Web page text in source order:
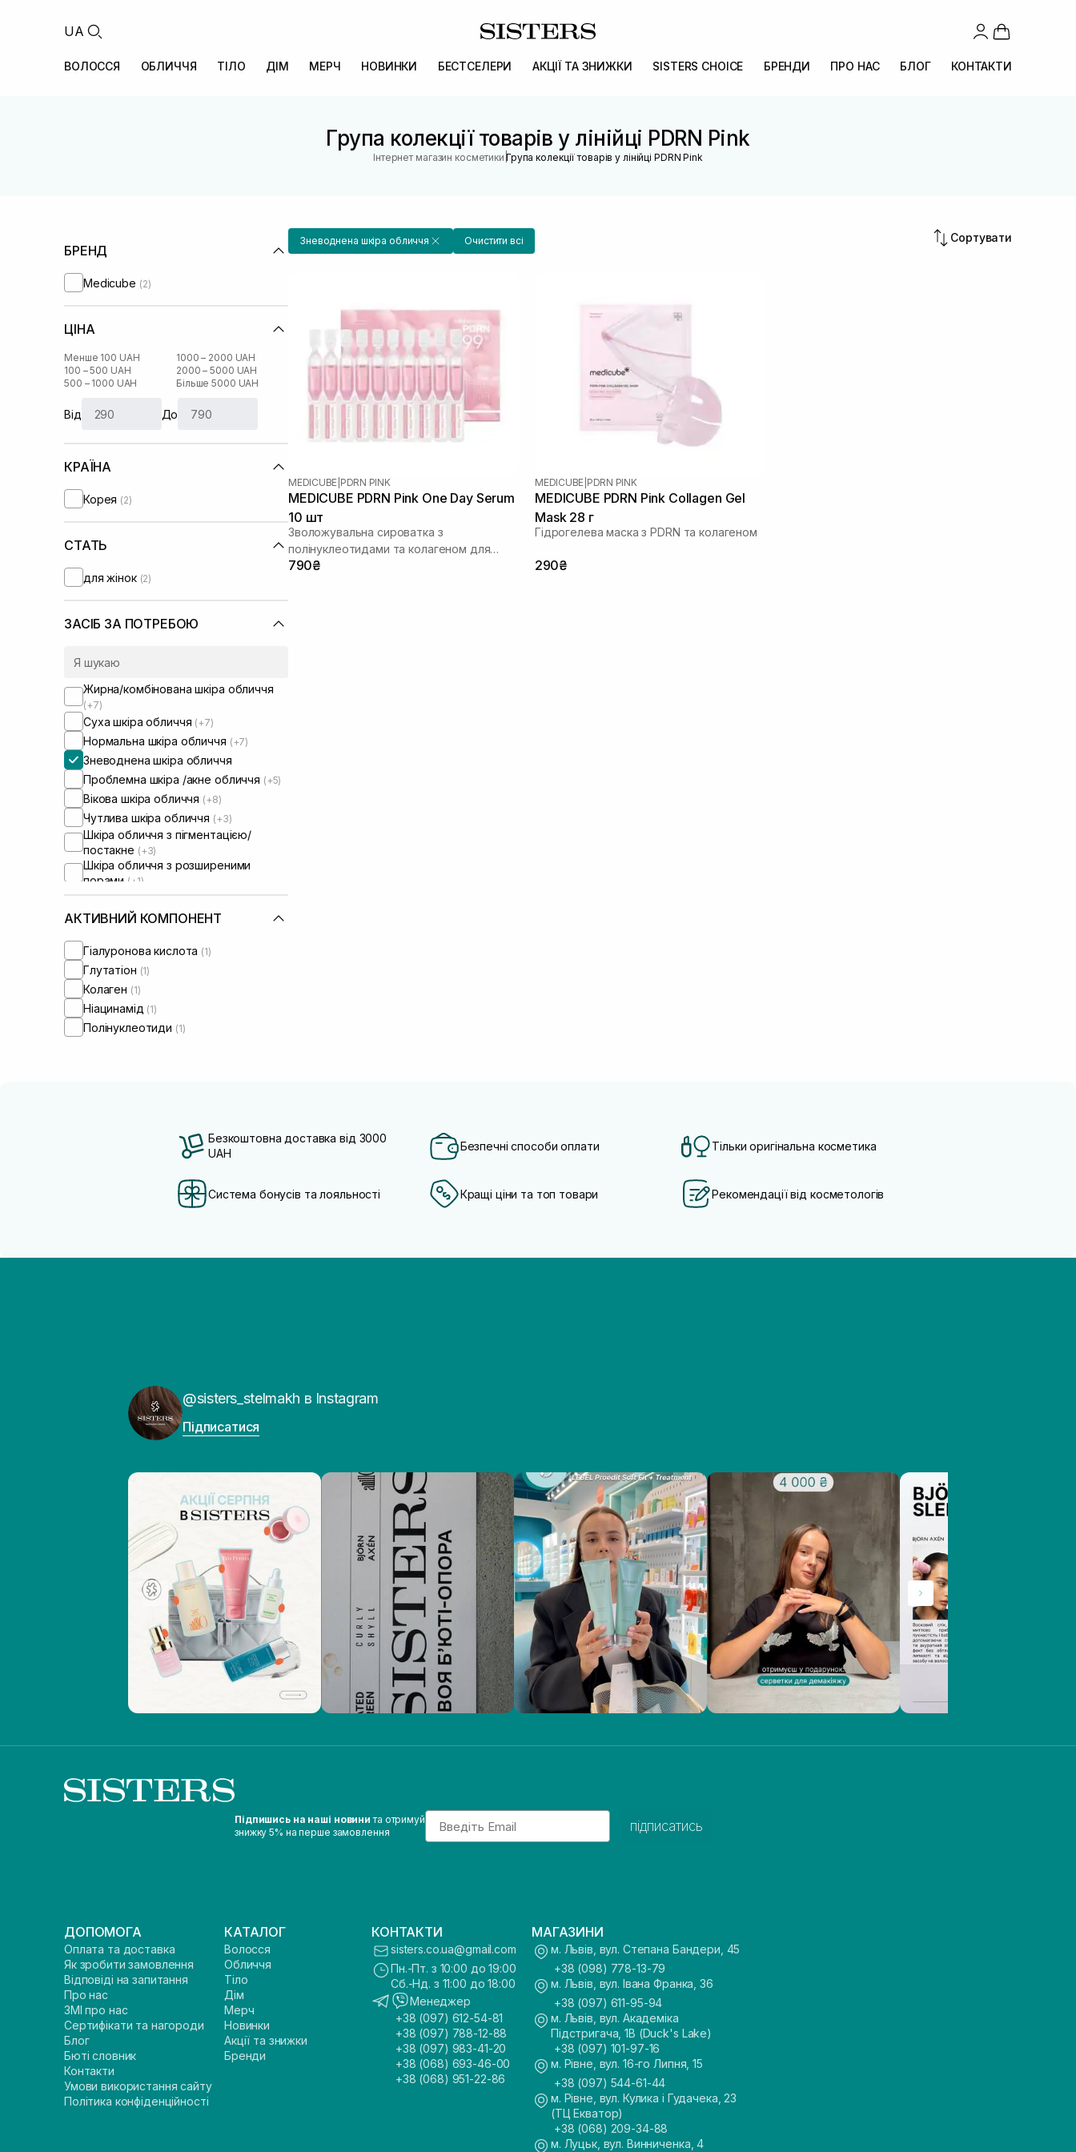
UA
ВОЛОССЯ ОБЛИЧЧЯ ТІЛО ДІМ МЕРЧ НОВИНКИ БЕСТСЕЛЕРИ АКЦІЇ ТА ЗНИЖКИ SISTERS CHOICE БРЕНДИ ПРО НАС БЛОГ КОНТАКТИ
Група колекції товарів у лінійці PDRN Pink
Інтернет магазин косметики |Група колекції товарів у лінійці PDRN Pink
БРЕНД
Medicube (2)
ЦІНА
Менше 100 UAH
100 – 500 UAH
500 – 1000 UAH
1000 – 2000 UAH
2000 – 5000 UAH
Більше 5000 UAH
Від До
КРАЇНА
Корея (2)
СТАТЬ
для жінок (2)
ЗАСІБ ЗА ПОТРЕБОЮ
Жирна/комбінована шкіра обличчя
(+7)
Суха шкіра обличчя (+7)
Нормальна шкіра обличчя (+7)
Зневоднена шкіра обличчя
Проблемна шкіра /акне обличчя (+5)
Вікова шкіра обличчя (+8)
Чутлива шкіра обличчя (+3)
Шкіра обличчя з пігментацією/
постакне (+3)
Шкіра обличчя з розширеними
порами (+1)
Шкіра обличчя з порушеним
барʼєром (+2)
Шкіра обличчя з порушеним
Зволожуючі сироватки для
обличчя(+1)
АКТИВНИЙ КОМПОНЕНТ
Гіалуронова кислота (1)
Глутатіон (1)
Колаген (1)
Ніацинамід (1)
Полінуклеотиди (1)
Зневоднена шкіра обличчя Очистити всі Сортувати
MEDICUBE PDRN PINK
MEDICUBE PDRN Pink One Day Serum
10 шт
Зволожувальна сироватка з
полінуклеотидами та колагеном для
сяйва шкіри
790₴
MEDICUBE PDRN PINK
MEDICUBE PDRN Pink Collagen Gel
Mask 28 г
Гідрогелева маска з PDRN та колагеном
290₴
Безкоштовна доставка від 3000
UAH
Безпечні способи оплати Тільки оригінальна косметика
Система бонусів та лояльності Кращі ціни та топ товари Рекомендації від косметологів
@sisters_stelmakh в Instagram
Підписатися
Підпишись на наші новини та отримуй
знижку 5% на перше замовлення
Email
підписатись
ДОПОМОГА
Оплата та доставка
Як зробити замовлення
Відповіді на запитання
Про нас
ЗМІ про нас
Сертифікати та нагороди
Блог
Бюті словник
Контакти
Умови використання сайту
Політика конфіденційності
КАТАЛОГ
Волосся
Обличчя
Тіло
Дім
Мерч
Новинки
Акції та знижки
Бренди
КОНТАКТИ
sisters.co.ua@gmail.com
Пн.-Пт. з 10:00 до 19:00
Сб.-Нд. з 11:00 до 18:00
Менеджер
+38 (097) 612-54-81
+38 (097) 788-12-88
+38 (097) 983-41-20
+38 (068) 693-46-00
+38 (068) 951-22-86
МАГАЗИНИ
м. Львів, вул. Степана Бандери, 45
+38 (098) 778-13-79
м. Львів, вул. Івана Франка, 36
+38 (097) 611-95-94
м. Львів, вул. Академіка
Підстригача, 1В (Duck's Lake)
+38 (097) 101-97-16
м. Рівне, вул. 16-го Липня, 15
+38 (097) 544-61-44
м. Рівне, вул. Кулика і Гудачека, 23
(ТЦ Екватор)
+38 (068) 209-34-88
м. Луцьк, вул. Винниченка, 4